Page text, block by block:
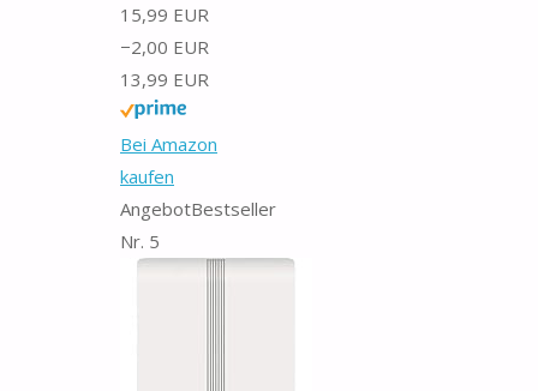
15,99 EUR
−2,00 EUR
13,99 EUR
Bei Amazon
kaufen
AngebotBestseller
Nr. 5